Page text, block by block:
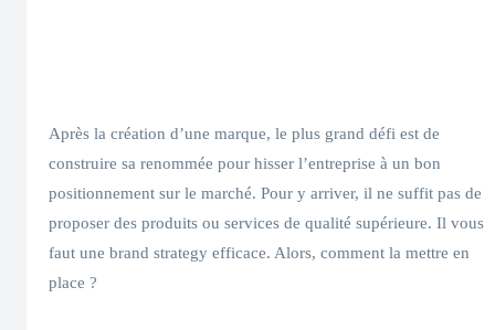
Après la création d’une marque, le plus grand défi est de
construire sa renommée pour hisser l’entreprise à un bon
positionnement sur le marché. Pour y arriver, il ne suffit pas de
proposer des produits ou services de qualité supérieure. Il vous
faut une brand strategy efficace. Alors, comment la mettre en
place ?